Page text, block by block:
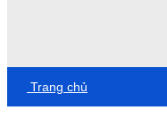
Trang chủ